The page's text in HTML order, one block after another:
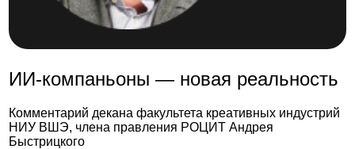
ИИ-компаньоны — новая реальность
Комментарий декана факультета креативных индустрий
НИУ ВШЭ, члена правления РОЦИТ Андрея
Быстрицкого